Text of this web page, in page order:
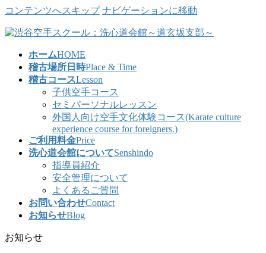
コンテンツへスキップ ナビゲーションに移動
ホームHOME
稽古場所日時Place & Time
稽古コースLesson
子供空手コース
セミパーソナルレッスン
外国人向け空手文化体験コース(Karate culture
experience course for foreigners.)
ご利用料金Price
洗心道会館についてSenshindo
指導員紹介
安全管理について
よくあるご質問
お問い合わせContact
お知らせBlog
お知らせ